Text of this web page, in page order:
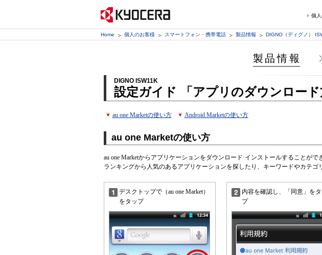
個
Home 個人のお客様 スマートフォン・携帯電話 製品情報 DIGNO（ディグノ）
製品情報
DIGNO ISW11K
設定ガイド 「アプリのダウンロード
au one Marketの使い方 Android Marketの使い方
au one Marketの使い方
au one Marketからアプリケーションをダウンロード·インストールすることがで
ランキングから人気のあるアプリケーションを探したり、キーワードやカテゴ
デスクトップで（au one Market）
をタップ
内容を確認し、「同意」をタ
プ